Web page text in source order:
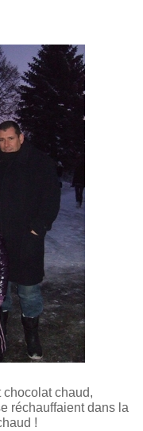
chaud,
réchauffaient dans la
!